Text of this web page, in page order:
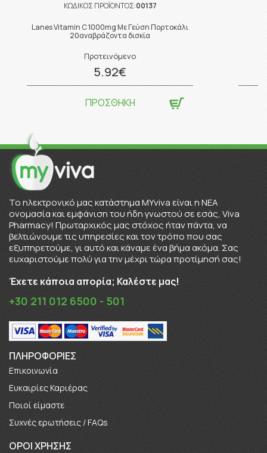
ΚΩΔΙΚΟΣ ΠΡΟΪΟΝΤΟΣ:00137
Lanes Vitamin C 1000mg Με Γεύση Πορτοκάλι
20αναβράζοντα δισκία
Προτεινόμενο
5.92€
ΠΡΟΣΘΗΚΗ
To ηλεκτρονικό μας κατάστημα MYviva είναι η ΝΕΑ
ονομασία και εμφάνιση του ήδη γνωστού σε εσάς, Viva
Pharmacy! Πρωταρχικός μας στόχος ήταν πάντα, να
βελτιώνουμε τις υπηρεσίες και τον τρόπο που σας
εξυπηρετούμε, γι αυτό και κάναμε ένα βήμα ακόμα. Σας
ευχαριστούμε πολύ για την μέχρι τώρα προτίμησή σας!
Έχετε κάποια απορία; Καλέστε μας!
+30 211 012 6500 - 501
ΠΛΗΡΟΦΟΡΊΕΣ
Επικοινωνία
Ευκαιρίες Καριέρας
Πoιοί είμαστε
Συχνές ερωτήσεις / FAQs
ΟΡΟΙ ΧΡΗΣΗΣ